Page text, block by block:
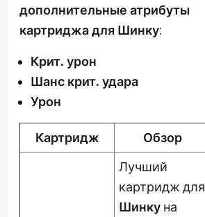
дополнительные атрибуты
картриджа для Шинку:
Крит. урон
Шанс крит. удара
Урон
Картридж Обзор
Лучший
картридж для
Шинку на